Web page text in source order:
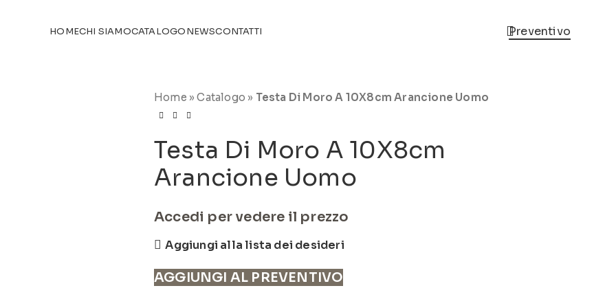
HOMECHI SIAMOCATALOGONEWSCONTATTI Preventivo
Home »Catalogo » Testa Di Moro A 10X8cm Arancione Uomo
Testa Di Moro A 10X8cm
Arancione Uomo
Accedi per vedere il prezzo
Aggiungi alla lista dei desideri
AGGIUNGI AL PREVENTIVO